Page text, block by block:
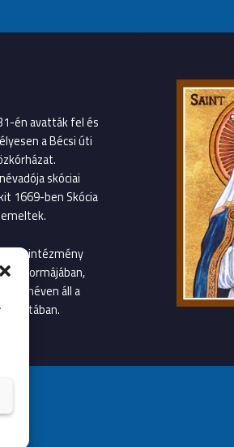
én avatták fel és
a Bécsi úti
skóciai
1669-ben Skócia
től az intézmény
formájában,
néven áll a